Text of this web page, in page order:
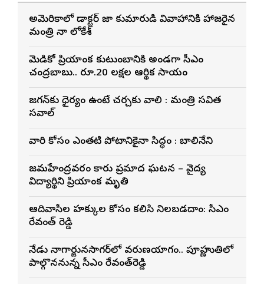
అమెరికాలో డాక్టర్ రాజా కుమారుడి వివాహానికి హాజరైన
మంత్రి నారా లోకేశ్
మెడికో ప్రియాంక కుటుంబానికి అండగా సీఎం
చంద్రబాబు.. రూ.20 లక్షల ఆర్థిక సాయం
జగన్‌కు ధైర్యం ఉంటే చర్చకు రావాలి : మంత్రి సవిత
సవాల్
వారి కోసం ఎంతటి పోరాటానికైనా సిద్ధం : బాలినేని
రాజమహేంద్రవరం కారు ప్రమాద ఘటన – వైద్య
విద్యార్థిని ప్రియాంక మృతి
ఆదివాసీల హక్కుల కోసం కలిసి నిలబడదాం: సీఎం
రేవంత్ రెడ్డి
నేడు నాగార్జునసాగర్‌లో వరుణయాగం.. పూర్ణాహుతిలో
పాల్గొననున్న సీఎం రేవంత్‌రెడ్డి